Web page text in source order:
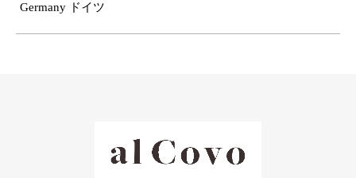
Germany ドイツ